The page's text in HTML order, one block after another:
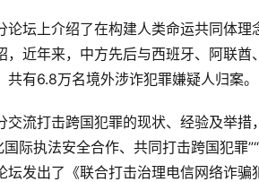
论坛上介绍了在构建人类命运共同体
，近年来，中方先后与西班牙、阿联
有6.8万名境外涉诈犯罪嫌疑人归案。
流打击跨国犯罪的现状、经验及举措
际执法安全合作、共同打击跨国犯罪
发出了《联合打击治理电信网络诈骗